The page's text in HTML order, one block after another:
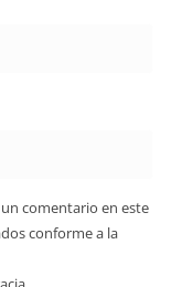
comentario en este
conforme a la